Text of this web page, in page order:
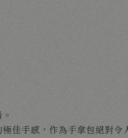
佳手感，作為手拿包絕對令